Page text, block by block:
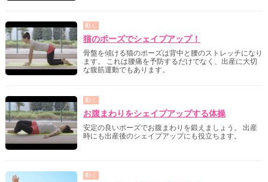
動く
猫のポーズでシェイプアップ！
骨盤を傾ける猫のポーズは背中と腰のストレッチになり
ます。 これは腰痛を予防するだけでなく、出産に大切
な腹筋運動でもあります。
動く
お腹まわりをシェイプアップする体操
安定の良いポーズでお腹まわりを鍛えましょう。 出産
時にも出産後のシェイプアップにも役立ちます。
動く